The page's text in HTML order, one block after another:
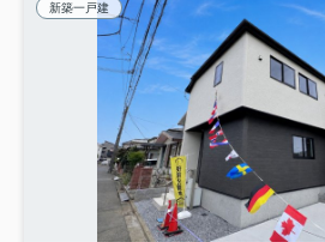
新築一戸建